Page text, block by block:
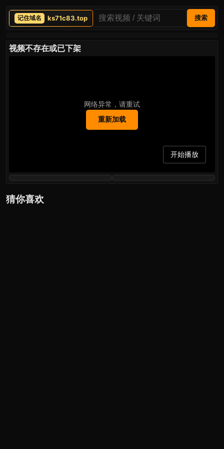
ks71c83.top 搜索
视频不存在或已下架
网络异常，请重试
重新加载
开始播放
猜你喜欢